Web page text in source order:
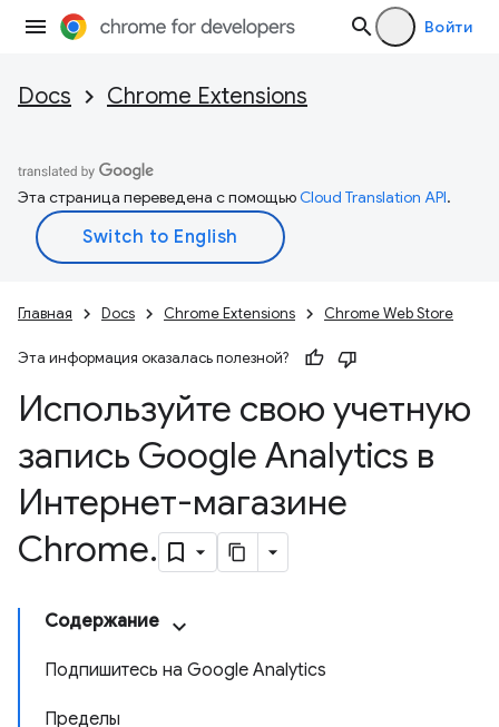
Войти
Docs Chrome Extensions
Эта страница переведена с помощьюCloud Translation API.
Главная Docs Chrome Extensions Chrome Web Store
Эта информация оказалась полезной?
Используйте свою учетную
запись Google Analytics в
Интернет-магазине
Chrome.
Содержание
Подпишитесь на Google Analytics
Пределы